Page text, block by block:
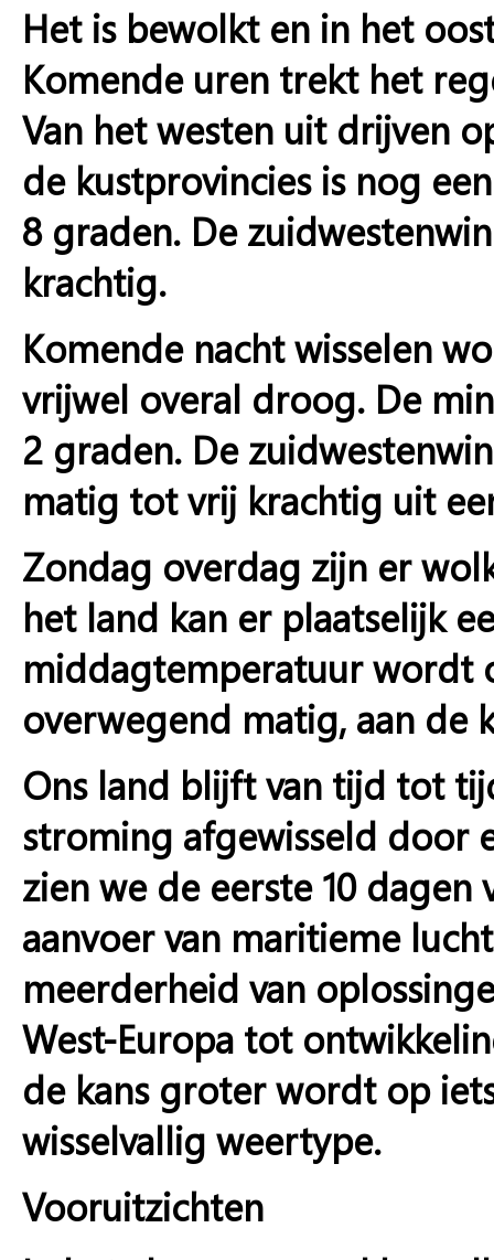
Het is bewolkt en in het
Komende uren trekt het
Van het westen uit drijven
de kustprovincies is nog
8 graden. De
krachtig.
Komende nacht wisselen
vrijwel overal droog. De
2 graden. De
matig tot vrij krachtig uit
Zondag overdag zijn er
het land kan er plaatselijk
middagtemperatuur wordt
overwegend matig, aan de
Ons land blijft van tijd tot
stroming afgewisseld door
zien we de eerste 10
aanvoer van maritieme
meerderheid van
West-Europa tot
de kans groter wordt op
wisselvallig weertype.
Vooruitzichten